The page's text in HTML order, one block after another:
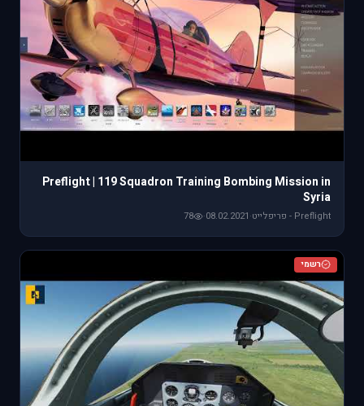
Preflight | 119 Squadron Training Bombing Mission in
Syria
Preflight - פריפלייט ·
08.02.2021
·
78
רשמי